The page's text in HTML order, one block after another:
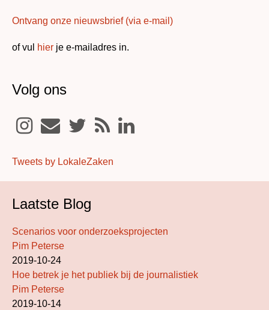
Ontvang onze nieuwsbrief (via e-mail)
of vul hier je e-mailadres in.
Volg ons
Tweets by LokaleZaken
Laatste Blog
Scenarios voor onderzoeksprojecten
Pim Peterse
2019-10-24
Hoe betrek je het publiek bij de journalistiek
Pim Peterse
2019-10-14